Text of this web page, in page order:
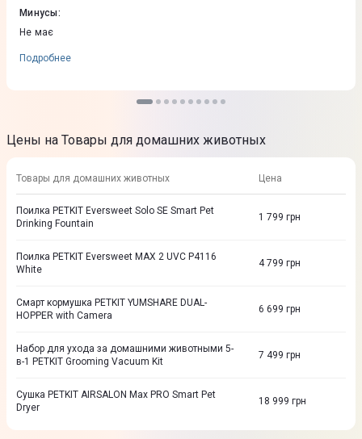
Минусы:
Не має
Подробнее
Цены на Товары для домашних животных
Товары для домашних животных Цена
Поилка PETKIT Eversweet Solo SE Smart Pet
Drinking Fountain
1 799 грн
Поилка PETKIT Eversweet MAX 2 UVC P4116
White
4 799 грн
Смарт кормушка PETKIT YUMSHARE DUAL-
HOPPER with Camera
6 699 грн
Набор для ухода за домашними животными 5-
в-1 PETKIT Grooming Vacuum Kit
7 499 грн
Сушка PETKIT AIRSALON Max PRO Smart Pet
Dryer
18 999 грн